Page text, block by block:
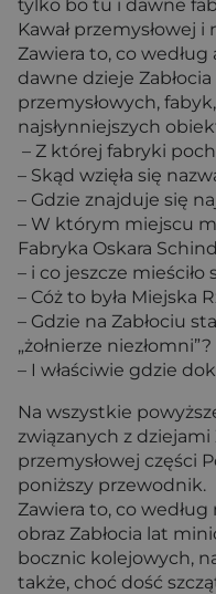
tylko bo tu i dawne
Kawał przemysłowej
Zawiera to, co
dawne dzieje
przemysłowych,
najsłynniejszych
– Z której fabryki
– Skąd wzięła się
– Gdzie znajduje się
– W którym miejscu
Fabryka Oskara
– i co jeszcze
– Cóż to była Miejska
– Gdzie na Zabłociu
„żołnierze niezłomni”?
– I właściwie gdzie
Na wszystkie
związanych z dziejami
przemysłowej części
poniższy przewodnik.
Zawiera to, co
obraz Zabłocia lat
bocznic kolejowych,
także, choć dość